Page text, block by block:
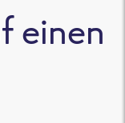
einen